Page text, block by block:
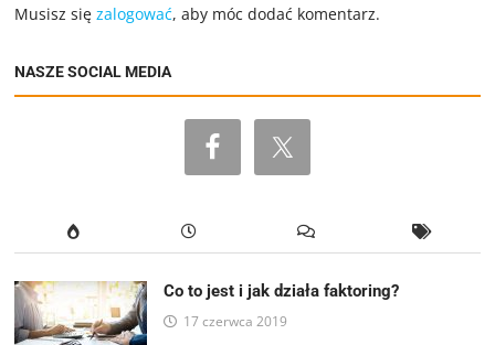
Musisz sięzalogować, aby móc dodać komentarz.
NASZE SOCIAL MEDIA
Co to jest i jak działa faktoring?
17 czerwca 2019